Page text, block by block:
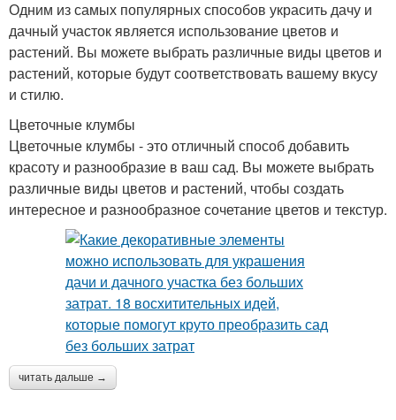
Одним из самых популярных способов украсить дачу и
дачный участок является использование цветов и
растений. Вы можете выбрать различные виды цветов и
растений, которые будут соответствовать вашему вкусу
и стилю.
Цветочные клумбы
Цветочные клумбы - это отличный способ добавить
красоту и разнообразие в ваш сад. Вы можете выбрать
различные виды цветов и растений, чтобы создать
интересное и разнообразное сочетание цветов и текстур.
читать дальше →